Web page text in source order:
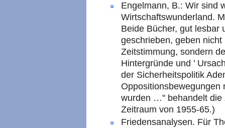
Engelmann, B.: Wir sind
Wirtschaftswunderland.
Beide Bücher, gut lesbar
geschrieben, geben
Zeitstimmung, sondern
Hintergründe und ’
der Sicherheitspolitik
Oppositionsbewegungen
wurden …" behandelt die
Zeitraum von 1955-65.)
Friedensanalysen. Für